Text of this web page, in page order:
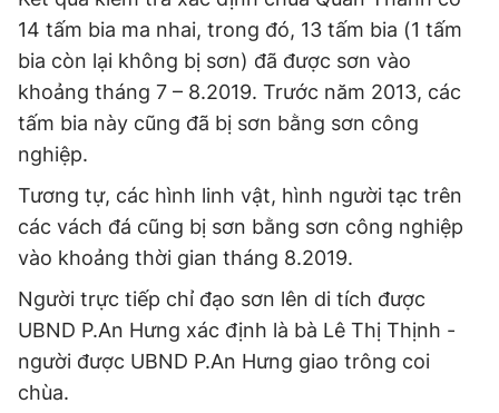
© 2003-2026 Bản quyền thuộc về Báo Thanh Niên. Cấm sao
chép dưới mọi hình thức nếu không có sự chấp thuận bằng văn
bản. Phát triển bởi ePi Technologies, JSC.
14 tấm bia ma nhai, trong đó, 13 tấm bia (1 tấm
bia còn lại không bị sơn) đã được sơn vào
khoảng tháng 7 – 8.2019. Trước năm 2013, các
tấm bia này cũng đã bị sơn bằng sơn công
nghiệp.
Tương tự, các hình linh vật, hình người tạc trên
các vách đá cũng bị sơn bằng sơn công nghiệp
vào khoảng thời gian tháng 8.2019.
Người trực tiếp chỉ đạo sơn lên di tích được
UBND P.An Hưng xác định là bà Lê Thị Thịnh -
người được UBND P.An Hưng giao trông coi
chùa.